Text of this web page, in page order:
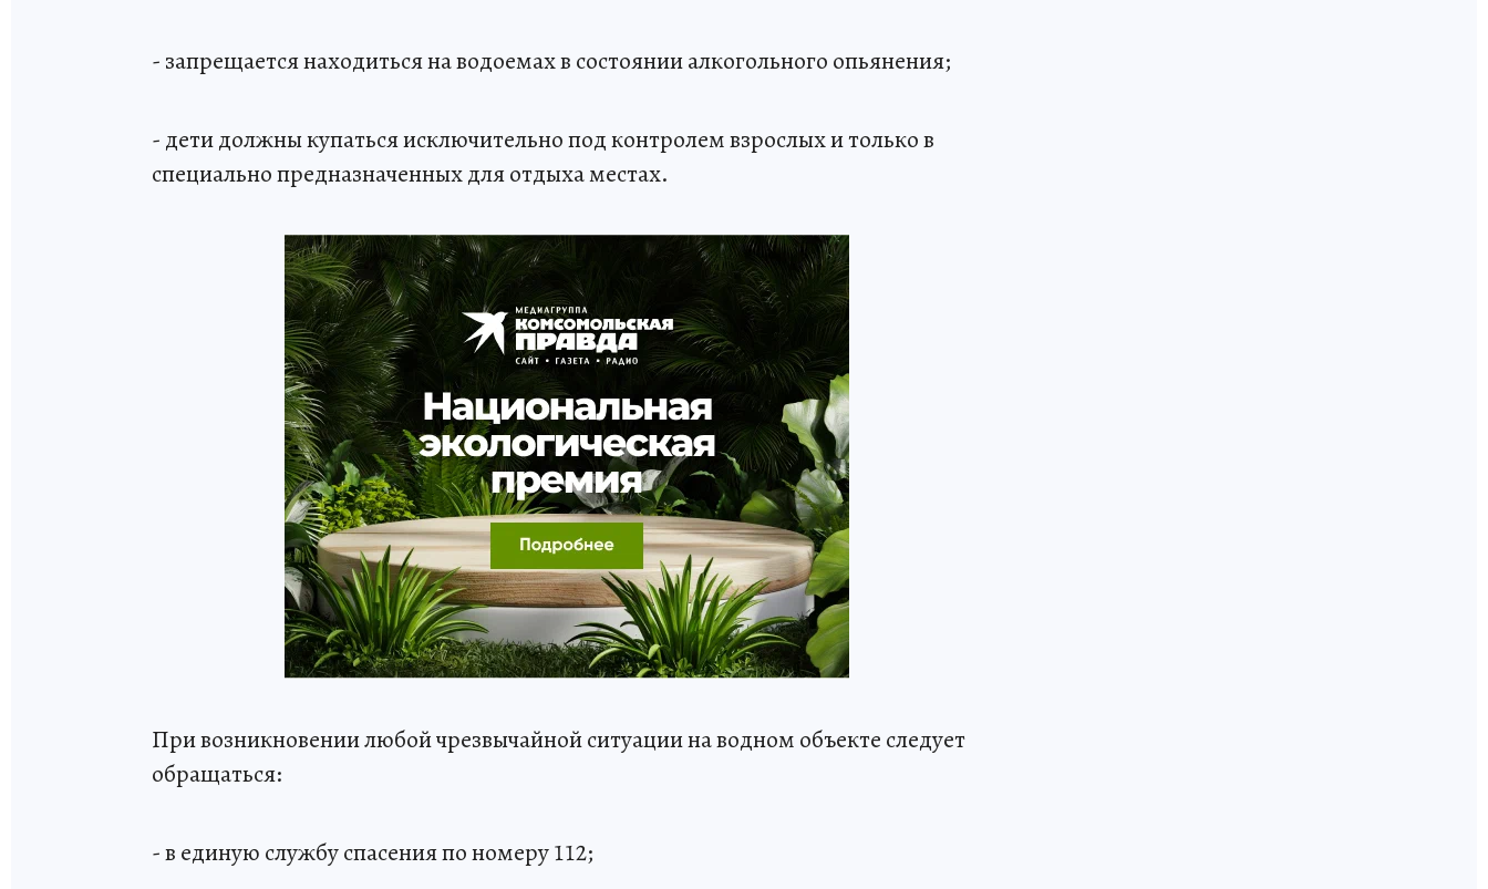
- запрещается находиться на водоемах в состоянии алкогольного опьянения;
- дети должны купаться исключительно под контролем взрослых и только в
специально предназначенных для отдыха местах.
При возникновении любой чрезвычайной ситуации на водном объекте следует
обращаться:
- в единую службу спасения по номеру 112;